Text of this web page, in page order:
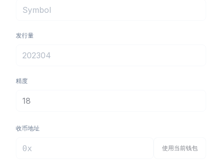
发行量
精度
收币地址
使用当前钱包